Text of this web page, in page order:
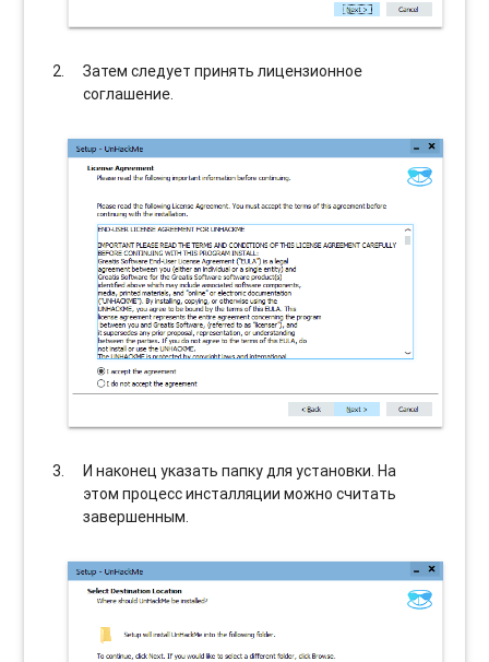
Затем следует принять лицензионное
соглашение.
И наконец указать папку для установки. На
этом процесс инсталляции можно считать
завершенным.